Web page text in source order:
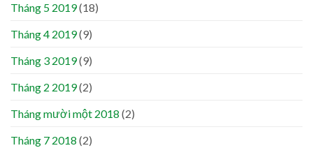
Tháng 5 2019(18)
Tháng 4 2019(9)
Tháng 3 2019(9)
Tháng 2 2019(2)
Tháng mười một 2018 (2)
Tháng 7 2018 (2)